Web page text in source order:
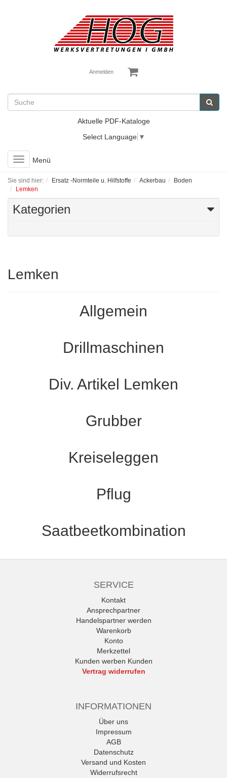
Anmelden
Aktuelle PDF-Kataloge
Select Language ▼
Toggle
navigation
Menü
Sie sind hier: Ersatz -Normteile u. Hilfstoffe Ackerbau
Boden
Lemken
Kategorien
Lemken
Allgemein
Drillmaschinen
Div. Artikel Lemken
Grubber
Kreiseleggen
Pflug
Saatbeetkombination
SERVICE
Kontakt
Ansprechpartner
Handelspartner werden
Warenkorb
Konto
Merkzettel
Kunden werben Kunden
Vertrag widerrufen
INFORMATIONEN
Über uns
Impressum
AGB
Datenschutz
Versand und Kosten
Widerrufsrecht